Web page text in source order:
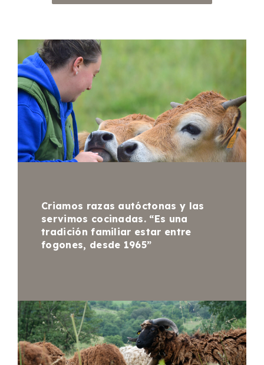
Criamos razas autóctonas y las
servimos cocinadas. “Es una
tradición familiar estar entre
fogones, desde 1965”